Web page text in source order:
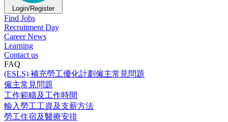
Login/Register
Find Jobs
Recruitment Day
Career News
Learning
Contact us
FAQ
(ESLS) 補充勞工優化計劃僱主常見問題
僱主常見問題
工作範疇及工作時間
輸入勞工工資及支薪方法
勞工住宿及醫療安排